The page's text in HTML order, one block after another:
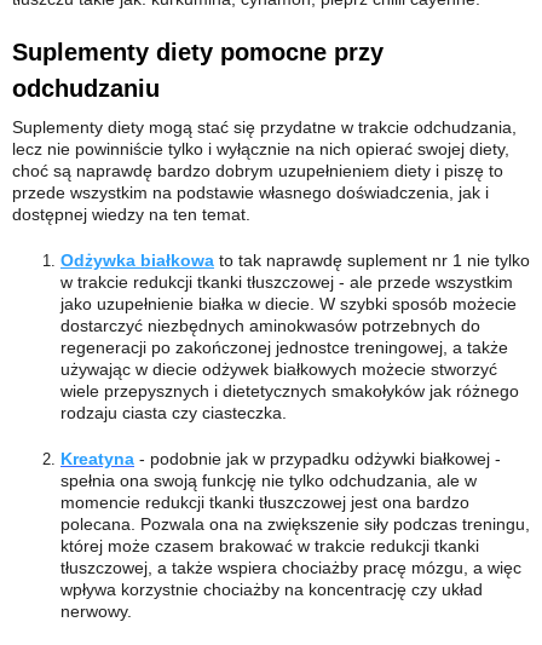
Suplementy diety pomocne przy
odchudzaniu
Suplementy diety mogą stać się przydatne w trakcie odchudzania,
lecz nie powinniście tylko i wyłącznie na nich opierać swojej diety,
choć są naprawdę bardzo dobrym uzupełnieniem diety i piszę to
przede wszystkim na podstawie własnego doświadczenia, jak i
dostępnej wiedzy na ten temat.
Odżywka białkowa to tak naprawdę suplement nr 1 nie tylko
w trakcie redukcji tkanki tłuszczowej - ale przede wszystkim
jako uzupełnienie białka w diecie. W szybki sposób możecie
dostarczyć niezbędnych aminokwasów potrzebnych do
regeneracji po zakończonej jednostce treningowej, a także
używając w diecie odżywek białkowych możecie stworzyć
wiele przepysznych i dietetycznych smakołyków jak różnego
rodzaju ciasta czy ciasteczka.
Kreatyna - podobnie jak w przypadku odżywki białkowej -
spełnia ona swoją funkcję nie tylko odchudzania, ale w
momencie redukcji tkanki tłuszczowej jest ona bardzo
polecana. Pozwala ona na zwiększenie siły podczas treningu,
której może czasem brakować w trakcie redukcji tkanki
tłuszczowej, a także wspiera chociażby pracę mózgu, a więc
wpływa korzystnie chociażby na koncentrację czy układ
nerwowy.